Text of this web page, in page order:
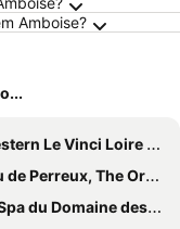
Amboise?
Le Vinci Loire Valley
The Originals Collection
des Thômeaux, The Originals Relais